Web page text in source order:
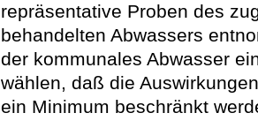
repräsentative Proben des
behandelten Abwassers
der kommunales Abwasser
wählen, daß die
ein Minimum beschränkt